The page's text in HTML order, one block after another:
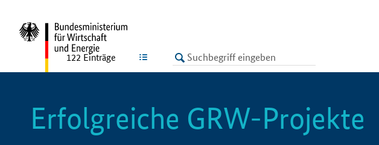
LISTE
122 Einträge
Erfolgreiche GRW-Projekte